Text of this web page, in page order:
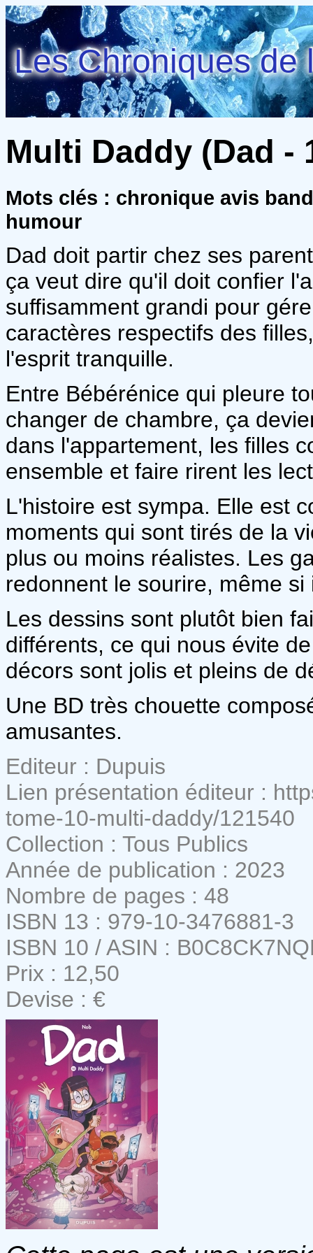
Les Chroniques de
Multi Daddy (Dad -
Mots clés : chronique avis
humour
Dad doit partir chez ses
ça veut dire qu'il doit confier
suffisamment grandi pour
caractères respectifs des
l'esprit tranquille.
Entre Bébérénice qui pleure
changer de chambre, ça
dans l'appartement, les filles
ensemble et faire rirent les
L'histoire est sympa. Elle est
moments qui sont tirés de la
plus ou moins réalistes. Les
redonnent le sourire, même
Les dessins sont plutôt bien
différents, ce qui nous évite
décors sont jolis et pleins de
Une BD très chouette
amusantes.
Editeur : Dupuis
Lien présentation éditeur :
tome-10-multi-daddy/121540
Collection : Tous Publics
Année de publication : 2023
Nombre de pages : 48
ISBN 13 : 979-10-3476881-3
ISBN 10 / ASIN :
Prix : 12,50
Devise : €